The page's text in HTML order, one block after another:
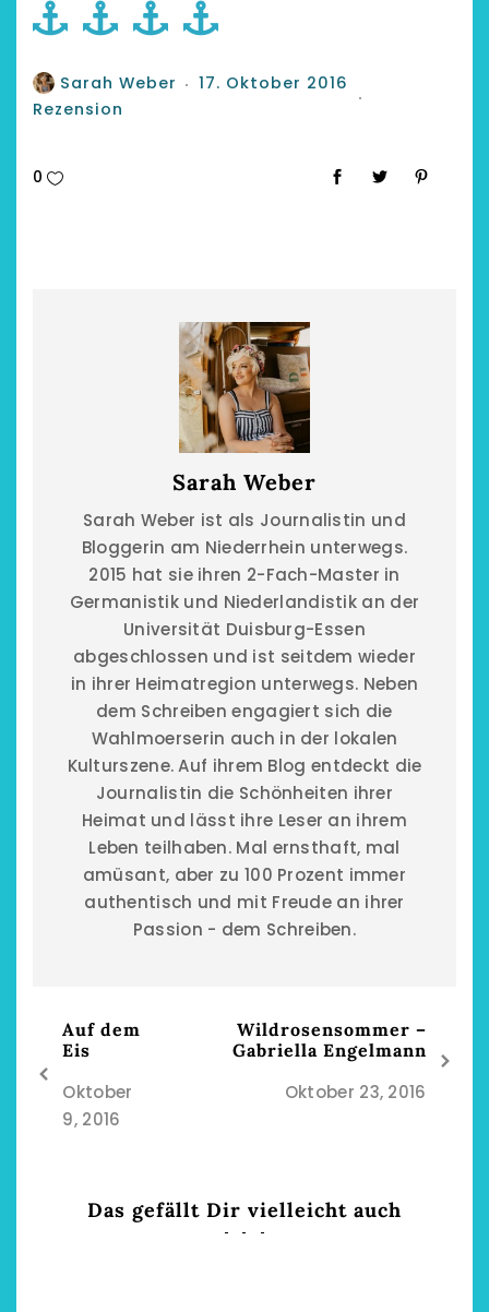
Sarah Weber
17. Oktober 2016
Rezension
0
Sarah Weber
Sarah Weber ist als Journalistin und
Bloggerin am Niederrhein unterwegs.
2015 hat sie ihren 2-Fach-Master in
Germanistik und Niederlandistik an der
Universität Duisburg-Essen
abgeschlossen und ist seitdem wieder
in ihrer Heimatregion unterwegs. Neben
dem Schreiben engagiert sich die
Wahlmoerserin auch in der lokalen
Kulturszene. Auf ihrem Blog entdeckt die
Journalistin die Schönheiten ihrer
Heimat und lässt ihre Leser an ihrem
Leben teilhaben. Mal ernsthaft, mal
amüsant, aber zu 100 Prozent immer
authentisch und mit Freude an ihrer
Passion - dem Schreiben.
Auf dem
Eis
Oktober
9, 2016
Wildrosensommer –
Gabriella Engelmann
Oktober 23, 2016
Das gefällt Dir vielleicht auch